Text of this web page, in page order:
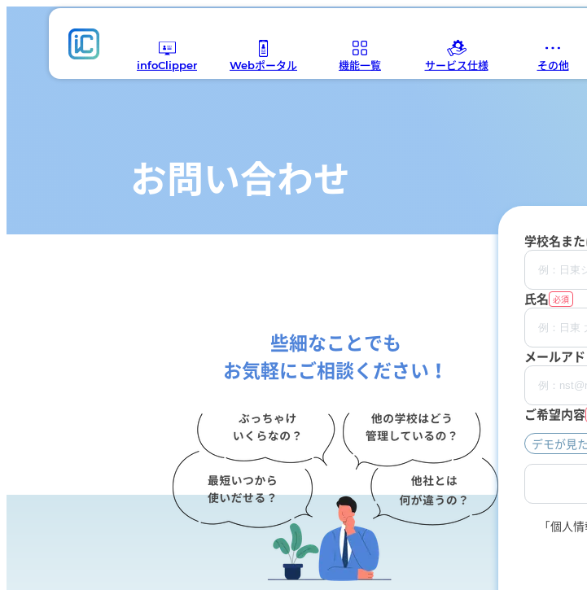
お問い合わせ
些細なことでも
お気軽にご相談ください！
学校名ま
氏名 必須
メールア
ご希望内容
デモが見
「個人
infoClipper
導入ステップと価格
Webポータル 機能一覧
出席
成績
就職
サービス仕様 その他